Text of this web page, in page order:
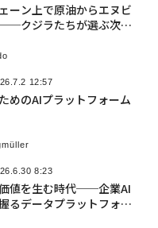
ーン上で原油からエヌビ
クジラたちが選ぶ次世
12:57
めのAIプラットフォーム
8:23
値を生む時代──企業AI
るデータプラットフォー